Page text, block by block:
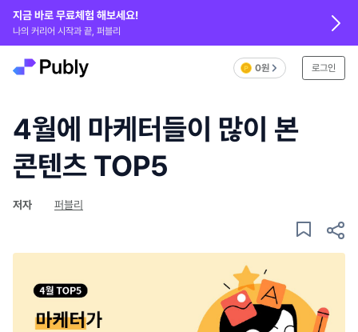
지금 바로 무료체험 해보세요!
나의 커리어 시작과 끝, 퍼블리
0원 로그인
4월에 마케터들이 많이 본
콘텐츠 TOP5
저자 퍼블리